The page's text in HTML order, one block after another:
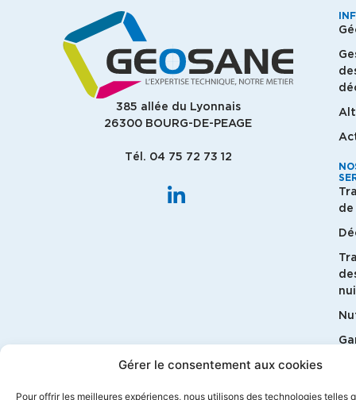
Gérer le consentement aux cookies
Pour offrir les meilleures expériences, nous utilisons des technologies telles
385 allée du Lyonnais
26300 BOURG-DE-PEAGE
Tél. 04 75 72 73 12
de